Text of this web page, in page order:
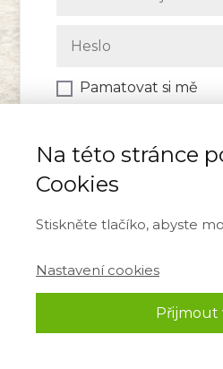
Pamatovat si mě
Na této stránce
Cookies
Stiskněte tlačíko, abyste
Nastavení cookies
Přijmout